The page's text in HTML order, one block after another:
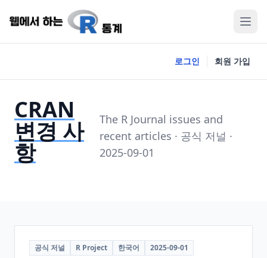
로그인 회원 가입
CRAN
변경 사
항
The R Journal issues and
recent articles · 공식 저널 ·
2025-09-01
공식 저널 R Project 한국어 2025-09-01